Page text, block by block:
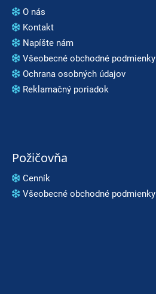
O nás
Kontakt
Napíšte nám
Všeobecné obchodné podmienky
Ochrana osobných údajov
Reklamačný poriadok
Požičovňa
Cenník
Všeobecné obchodné podmienky